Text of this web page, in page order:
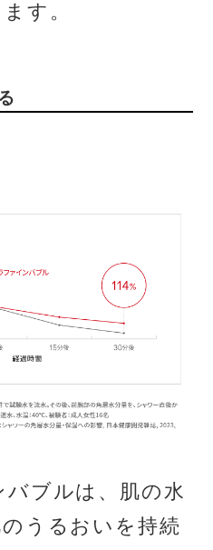
す。
ブルは、 肌の水
うるおいを持続